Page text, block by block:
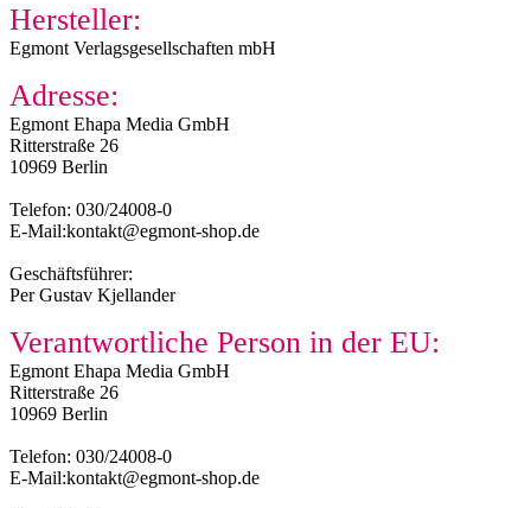
Hersteller:
Egmont Verlagsgesellschaften mbH
Adresse:
Egmont Ehapa Media GmbH
Ritterstraße 26
10969 Berlin
Telefon: 030/24008-0
E-Mail:kontakt@egmont-shop.de
Geschäftsführer:
Per Gustav Kjellander
Verantwortliche Person in der EU:
Egmont Ehapa Media GmbH
Ritterstraße 26
10969 Berlin
Telefon: 030/24008-0
E-Mail:kontakt@egmont-shop.de